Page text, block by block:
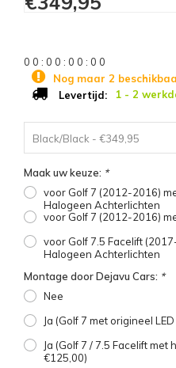
0 0 : 0 0 : 0 0 : 0 0
Nog maar 2
Levertijd:
1 - 2
Black/Black - €349,95
Maak uw keuze: *
voor Golf 7 (2012-2016)
Halogeen Achterlichten
voor Golf 7 (2012-2016)
voor Golf 7.5 Facelift
Halogeen Achterlichten
Montage door Dejavu Cars: *
Nee
Ja (Golf 7 met origineel
Ja (Golf 7 / 7.5 Facelift
€125,00)